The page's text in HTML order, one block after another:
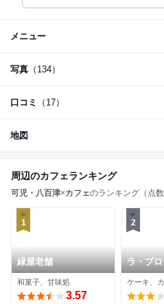
メニュー
写真 （134）
口コミ （17）
地図
周辺のカフェランキング
可児・八百津×カフェのランキング（点
1
緑屋老舗
和菓子、甘味処
3.57
2
ラ・プ
ケーキ、